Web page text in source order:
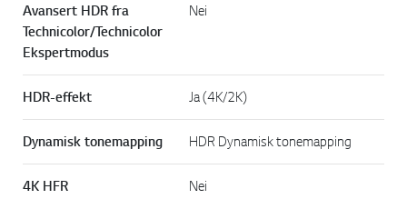
Avansert HDR fra
Technicolor/Technicolor
Ekspertmodus
Nei
HDR-effekt Ja (4K/2K)
Dynamisk tonemapping HDR Dynamisk tonemapping
4K HFR Nei